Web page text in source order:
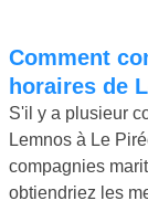
Comment comparer les ferries, les prix et les
horaires de
S'il y a plusieur
Lemnos à Le
compagnies
obtiendriez les